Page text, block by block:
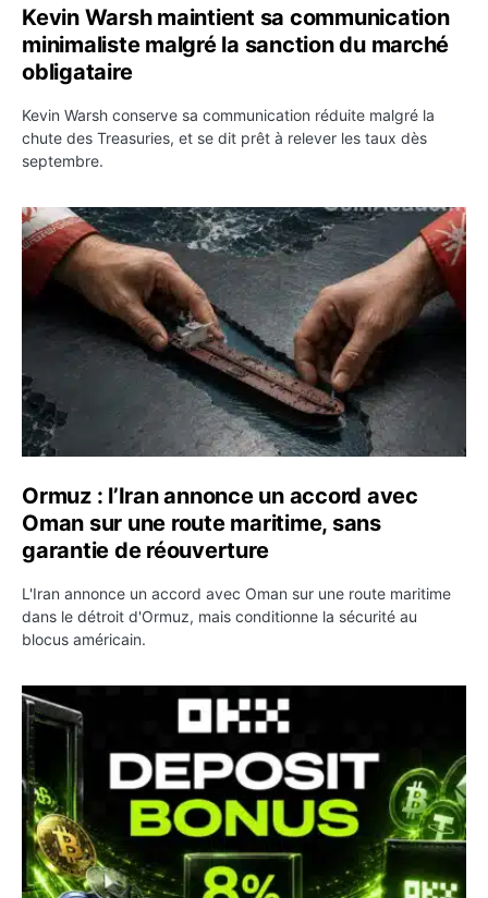
Kevin Warsh maintient sa communication
minimaliste malgré la sanction du marché
obligataire
Kevin Warsh conserve sa communication réduite malgré la
chute des Treasuries, et se dit prêt à relever les taux dès
septembre.
Ormuz : l’Iran annonce un accord avec Oman sur une
Ormuz : l’Iran annonce un accord avec
Oman sur une route maritime, sans
garantie de réouverture
L'Iran annonce un accord avec Oman sur une route maritime
dans le détroit d'Ormuz, mais conditionne la sécurité au
blocus américain.
OKX relance une campagne Deposit Bonus : jusqu’à 5